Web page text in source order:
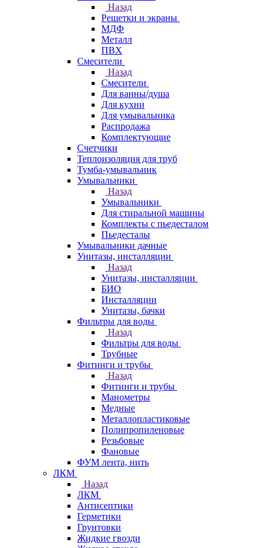
Назад
Решетки и экраны
МДФ
Металл
ПВХ
Смесители
Назад
Смесители
Для ванны/душа
Для кухни
Для умывальника
Распродажа
Комплектующие
Счетчики
Теплоизоляция для труб
Тумба-умывальник
Умывальники
Назад
Умывальники
Для стиральной машины
Комплекты с пьедесталом
Пьедесталы
Умывальники дачные
Унитазы, инсталляции
Назад
Унитазы, инсталляции
БИО
Инсталляции
Унитазы, бачки
Фильтры для воды
Назад
Фильтры для воды
Трубные
Фитинги и трубы
Назад
Фитинги и трубы
Манометры
Медные
Металлопластиковые
Полипропиленовые
Резьбовые
Фановые
ФУМ лента, нить
ЛКМ
Назад
ЛКМ
Антисептики
Герметики
Грунтовки
Жидкие гвозди